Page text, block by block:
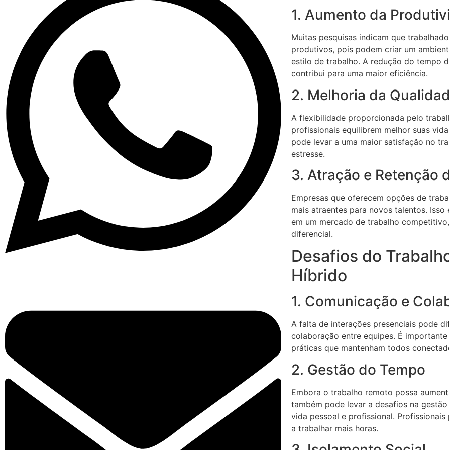
1. Aumento da
Muitas pesquisas indicam que
produtivos, pois podem criar um
estilo de trabalho. A redução do tempo
contribui para uma maior eficiência.
2. Melhoria da
A flexibilidade proporcionada pelo
profissionais equilibrem melhor suas
pode levar a uma maior satisfação no
estresse.
3. Atração e Retenção
Empresas que oferecem opções de
mais atraentes para novos talentos.
em um mercado de trabalho
diferencial.
Desafios do
Híbrido
1. Comunicação e
A falta de interações presenciais pode
colaboração entre equipes. É
práticas que mantenham todos
2. Gestão do Tempo
Embora o trabalho remoto possa
também pode levar a desafios na
vida pessoal e profissional.
a trabalhar mais horas.